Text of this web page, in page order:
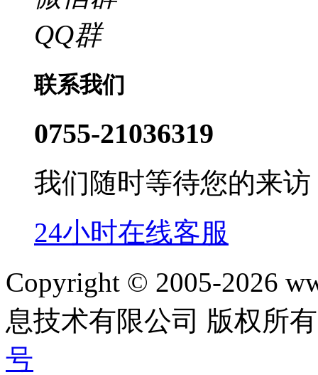
QQ群
联系我们
0755-21036319
我们随时等待您的来访
24小时在线客服
Copyright © 2005-2026
息技术有限公司 版权所
号